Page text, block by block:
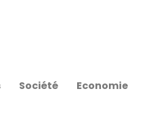
Société Economie